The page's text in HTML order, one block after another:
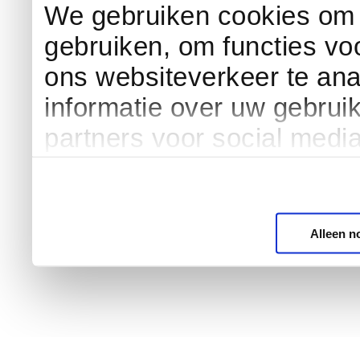
We gebruiken cookies
gebruiken, om functies
ons websiteverkeer te
informatie over uw
partners voor social
Alleen